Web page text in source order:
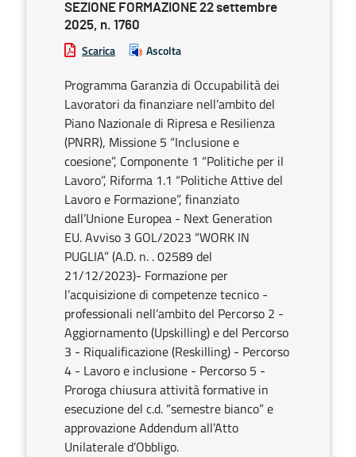
SEZIONE FORMAZIONE 22 settembre
2025, n. 1760
Scarica Ascolta
Programma Garanzia di Occupabilità dei
Lavoratori da finanziare nell’ambito del
Piano Nazionale di Ripresa e Resilienza
(PNRR), Missione 5 “Inclusione e
coesione”, Componente 1 “Politiche per il
Lavoro”, Riforma 1.1 “Politiche Attive del
Lavoro e Formazione”, finanziato
dall’Unione Europea - Next Generation
EU. Avviso 3 GOL/2023 “WORK IN
PUGLIA” (A.D. n. . 02589 del
21/12/2023)- Formazione per
l’acquisizione di competenze tecnico -
professionali nell’ambito del Percorso 2 -
Aggiornamento (Upskilling) e del Percorso
3 - Riqualificazione (Reskilling) - Percorso
4 - Lavoro e inclusione - Percorso 5 -
Proroga chiusura attività formative in
esecuzione del c.d. “semestre bianco” e
approvazione Addendum all’Atto
Unilaterale d’Obbligo.